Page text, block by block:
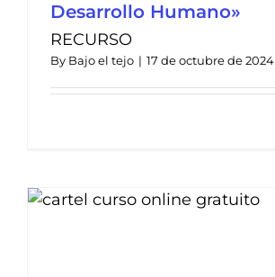
Desarrollo Humano»
RECURSO
By Bajo el tejo | 17 de octubre de 2024